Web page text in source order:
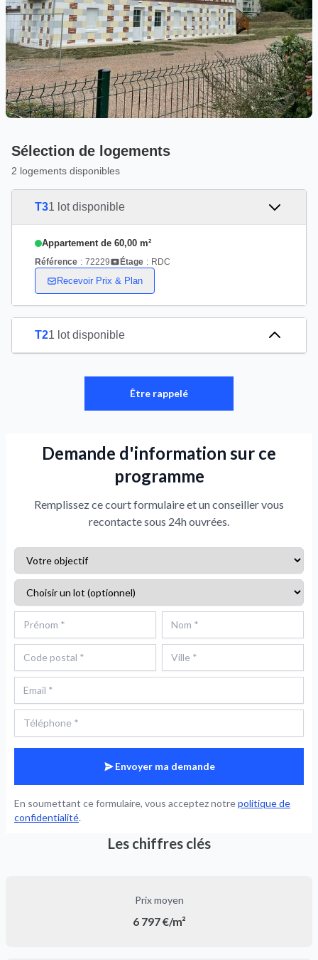
Sélection de logements
2 logements disponibles
T31 lot disponible
Appartement de 60,00 m²
Référence : 72229 Étage : RDC
Recevoir Prix & Plan
T21 lot disponible
Être rappelé
Demande d'information sur ce
programme
Remplissez ce court formulaire et un conseiller vous
recontacte sous 24h ouvrées.
Envoyer ma demande
En soumettant ce formulaire, vous acceptez notrepolitique de
confidentialité.
Les chiffres clés
Prix moyen
6 797 €/m²